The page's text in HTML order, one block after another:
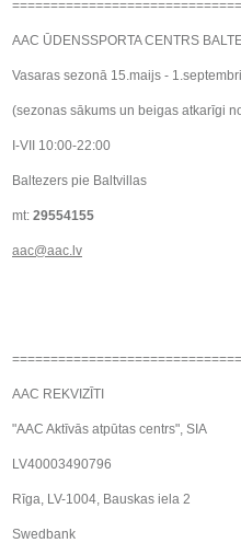
AAC ŪDENSSPORTA CENTRS
Vasaras sezonā 15.maijs -
(sezonas sākums un beigas atkarīgi
I-VII 10:00-22:00
Baltezers pie Baltvillas
mt: 29554155
aac@aac.lv
AAC REKVIZĪTI
"AAC Aktīvās atpūtas centrs", SIA
LV40003490796
Rīga, LV-1004, Bauskas iela 2
Swedbank